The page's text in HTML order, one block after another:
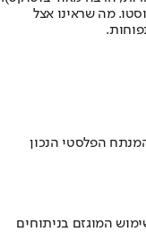
מה שראינו אצל
הפלסטי הנכון
המוגזם בניתוחים